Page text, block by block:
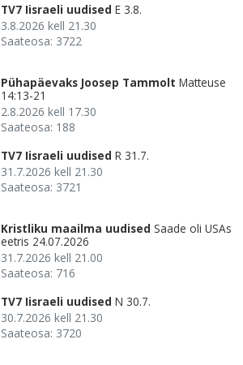
TV7 Iisraeli uudised E 3.8.
3.8.2026 kell 21.30
Saateosa: 3722
Pühapäevaks Joosep Tammolt Matteuse
14:13-21
2.8.2026 kell 17.30
Saateosa: 188
TV7 Iisraeli uudised R 31.7.
31.7.2026 kell 21.30
Saateosa: 3721
Kristliku maailma uudised Saade oli USAs
eetris 24.07.2026
31.7.2026 kell 21.00
Saateosa: 716
TV7 Iisraeli uudised N 30.7.
30.7.2026 kell 21.30
Saateosa: 3720